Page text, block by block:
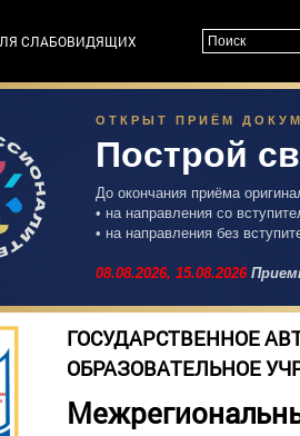
СЛАБОВИДЯЩИХ
ОТКРЫТ ПРИЁМ
Построй
До окончания приёма
• на направления со
• на направления без
08.08.2026, 15.08.2026
ГОСУДАРСТВЕННОЕ
ОБРАЗОВАТЕЛЬНОЕ